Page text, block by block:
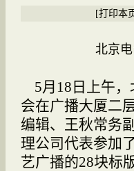
[打印本
北京
5月 18 日 上午
会在广播大厦二
编辑、王秋常务
理公司代表参加
艺广播的28块标